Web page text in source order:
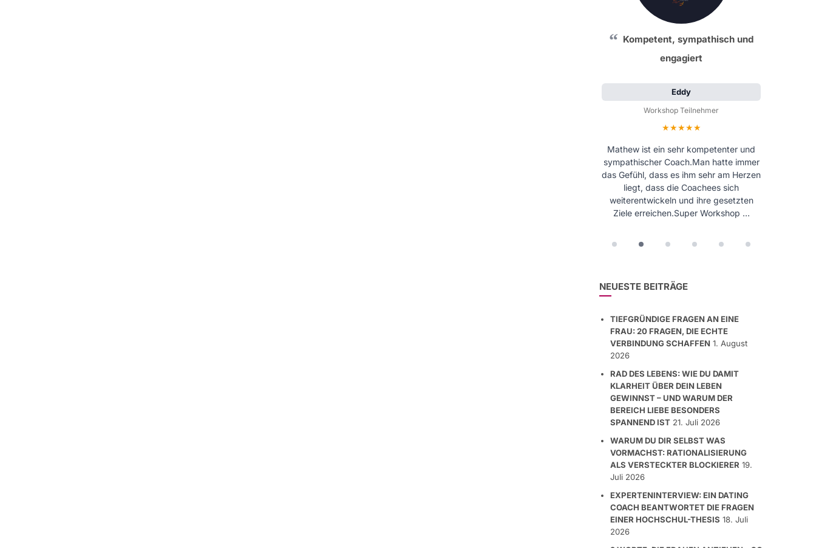
Kompetent, sympathisch und
engagiert
Eddy
Workshop Teilnehmer
Bewertung: 5 von 5 Sternen
Mathew ist ein sehr kompetenter und
sympathischer Coach.Man hatte immer
das Gefühl, dass es ihm sehr am Herzen
liegt, dass die Coachees sich
weiterentwickeln und ihre gesetzten
Ziele erreichen.Super Workshop …
NEUESTE BEITRÄGE
TIEFGRÜNDIGE FRAGEN AN EINE
FRAU: 20 FRAGEN, DIE ECHTE
VERBINDUNG SCHAFFEN 1. August
2026
RAD DES LEBENS: WIE DU DAMIT
KLARHEIT ÜBER DEIN LEBEN
GEWINNST – UND WARUM DER
BEREICH LIEBE BESONDERS
SPANNEND IST 21. Juli 2026
WARUM DU DIR SELBST WAS
VORMACHST: RATIONALISIERUNG
ALS VERSTECKTER BLOCKIERER 19.
Juli 2026
EXPERTENINTERVIEW: EIN DATING
COACH BEANTWORTET DIE FRAGEN
EINER HOCHSCHUL-THESIS 18. Juli
2026